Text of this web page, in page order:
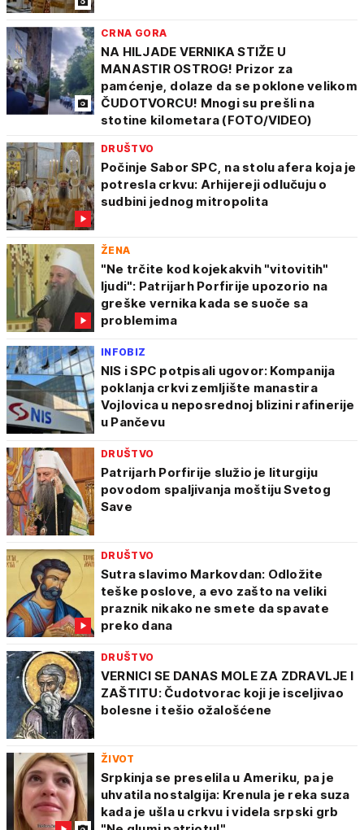
CRNA GORA
NA HILJADE VERNIKA STIŽE U
MANASTIR OSTROG! Prizor za
pamćenje, dolaze da se poklone velikom
ČUDOTVORCU! Mnogi su prešli na
stotine kilometara (FOTO/VIDEO)
DRUŠTVO
Počinje Sabor SPC, na stolu afera koja je
potresla crkvu: Arhijereji odlučuju o
sudbini jednog mitropolita
ŽENA
"Ne trčite kod kojekakvih "vitovitih"
ljudi": Patrijarh Porfirije upozorio na
greške vernika kada se suoče sa
problemima
INFOBIZ
NIS i SPC potpisali ugovor: Kompanija
poklanja crkvi zemljište manastira
Vojlovica u neposrednoj blizini rafinerije
u Pančevu
DRUŠTVO
Patrijarh Porfirije služio je liturgiju
povodom spaljivanja moštiju Svetog
Save
DRUŠTVO
Sutra slavimo Markovdan: Odložite
teške poslove, a evo zašto na veliki
praznik nikako ne smete da spavate
preko dana
DRUŠTVO
VERNICI SE DANAS MOLE ZA ZDRAVLJE I
ZAŠTITU: Čudotvorac koji je isceljivao
bolesne i tešio ožalošćene
ŽIVOT
Srpkinja se preselila u Ameriku, pa je
uhvatila nostalgija: Krenula je reka suza
kada je ušla u crkvu i videla srpski grb